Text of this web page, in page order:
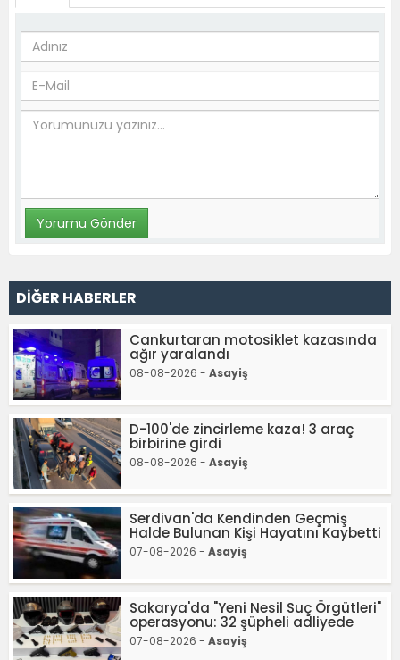
DİĞER HABERLER
Cankurtaran motosiklet kazasında
ağır yaralandı
08-08-2026 - Asayiş
D-100'de zincirleme kaza! 3 araç
birbirine girdi
08-08-2026 - Asayiş
Serdivan'da Kendinden Geçmiş
Halde Bulunan Kişi Hayatını Kaybetti
07-08-2026 - Asayiş
Sakarya'da "Yeni Nesil Suç Örgütleri"
operasyonu: 32 şüpheli adliyede
07-08-2026 - Asayiş